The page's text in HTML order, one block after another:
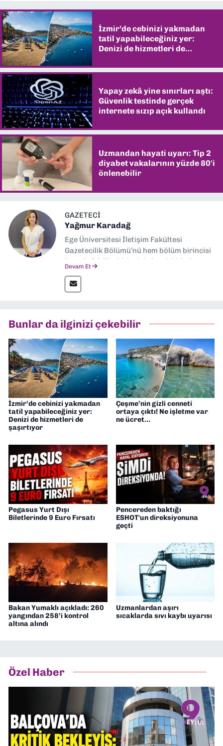
İzmir’de cebinizi yakmadan
tatil yapabileceğiniz yer:
Denizi de hizmetleri de
Yapay zekâ yine sınırları aştı:
Güvenlik testinde gerçek
internete sızıp açık kullandı
Uzmandan hayati uyarı: Tip 2
diyabet vakalarının yüzde 80'i
önlenebilir
GAZETECI
Yağmur Karadağ
Ege Üniversitesi İletişim Fakültesi
Gazetecilik Bölümü’nü hem bölüm birincisi
hem de fakülte birincisi olarak bitirdim.
İletişim” üzerine yüksek lisans eğitimimi
tamamladım. Halen aynı anabilim dalında
Müdürü” olarak görev almaktayım. Hak
odaklı haberciliğe dair çalışmalar
yapıyorum
Devam Et
Bunlar da ilginizi çekebilir
İzmir’de cebinizi yakmadan
tatil yapabileceğiniz yer:
Denizi de hizmetleri de
şaşırtıyor
Çeşme’nin gizli cenneti
ortaya çıktı! Ne işletme var
ne ücret…
Pegasus Yurt Dışı
Biletlerinde 9 Euro Fırsatı
Pencereden baktığı
ESHOT'un direksiyonuna
geçti
Bakan Yumaklı açıkladı: 260
yangından 258’i kontrol
altına alındı
Uzmanlardan aşırı
sıcaklarda sıvı kaybı uyarısı
Özel Haber